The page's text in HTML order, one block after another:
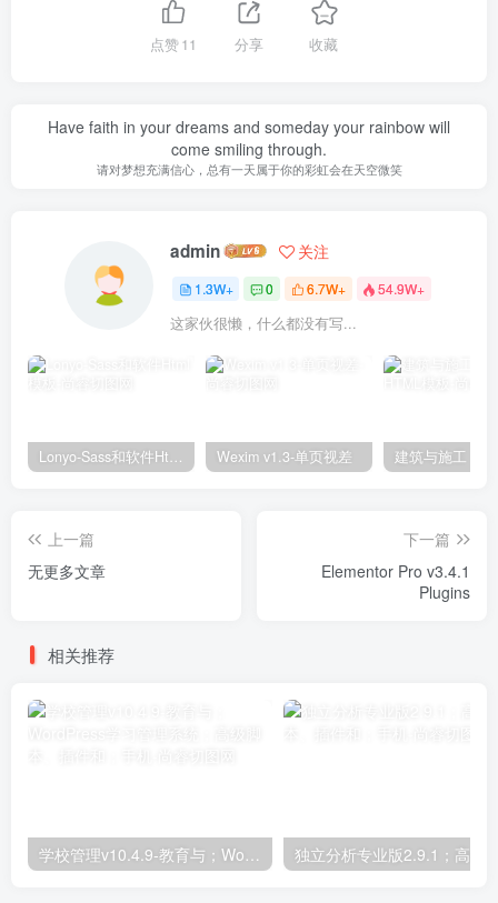
点赞11 分享 收藏
Have faith in your dreams and someday your rainbow will
come smiling through.
请对梦想充满信心，总有一天属于你的彩虹会在天空微笑
admin 关注
1.3W+ 0 6.7W+ 54.9W+
这家伙很懒，什么都没有写...
Lonyo-Sass和软件Html模板 Wexim v1.3-单页视差
上一篇
无更多文章
下一篇
Elementor Pro v3.4.1
Plugins
相关推荐
学校管理v10.4.9-教育与；WordPress学习管理系统；高级脚本、插件和；手机